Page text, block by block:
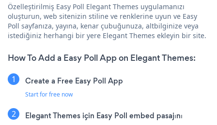
Özelleştirilmiş Easy Poll Elegant Themes uygulamanızı
oluşturun, web sitenizin stiline ve renklerine uyun ve Easy
Poll sayfanıza, yayına, kenar çubuğunuza, altbilginize veya
istediğiniz herhangi bir yere Elegant Themes ekleyin bir site.
How To Add a Easy Poll App on Elegant Themes:
Create a Free Easy Poll App
Start for free now
Elegant Themes için Easy Poll embed pasajını